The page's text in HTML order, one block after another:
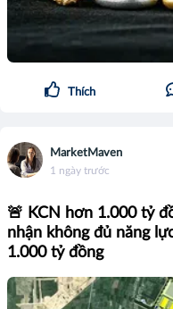
Thích
MarketMaven
1 ngày trước
🚨 KCN hơn 1.000 tỷ
nhận không đủ năng
1.000 tỷ đồng